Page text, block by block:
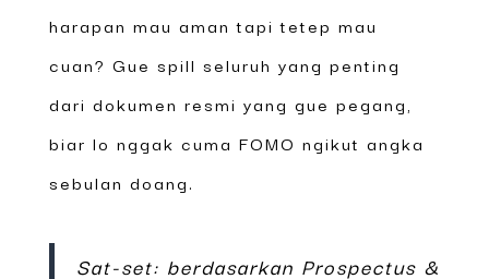
harapan mau aman tapi tetep mau
cuan? Gue spill seluruh yang penting
dari dokumen resmi yang gue pegang,
biar lo nggak cuma FOMO ngikut angka
sebulan doang.
Sat-set: berdasarkan Prospectus &